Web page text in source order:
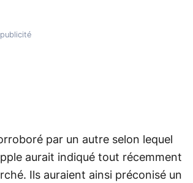
par un autre selon lequel
aurait indiqué tout récemment
Ils auraient ainsi préconisé un